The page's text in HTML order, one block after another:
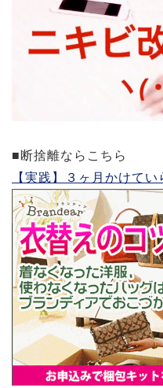
■断捨離ならこちら
【実践】３ヶ月かけて